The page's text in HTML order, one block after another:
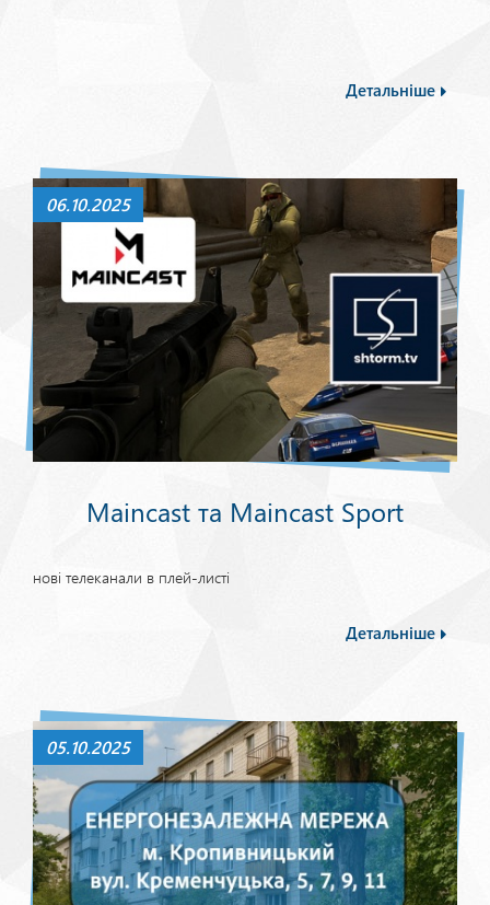
Детальніше
06.10.2025
Maincast та Maincast Sport
нові телеканали в плей-листі
Детальніше
05.10.2025